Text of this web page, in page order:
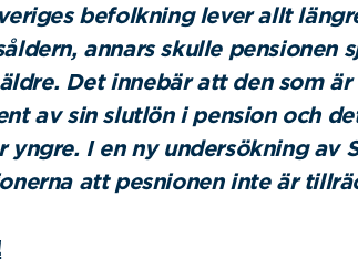
befolkning lever allt
annars skulle pensionen
Det innebär att den som
av sin slutlön i pension och
yngre. I en ny undersökning av
att pesnionen inte är